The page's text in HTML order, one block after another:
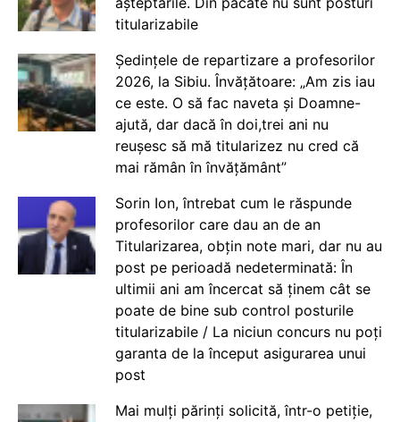
titularizabile
Ședințele de repartizare a profesorilor
2026, la Sibiu. Învățătoare: „Am zis iau
ce este. O să fac naveta și Doamne-
ajută, dar dacă în doi,trei ani nu
reușesc să mă titularizez nu cred că
mai rămân în învățământ”
Sorin Ion, întrebat cum le răspunde
profesorilor care dau an de an
Titularizarea, obțin note mari, dar nu au
post pe perioadă nedeterminată: În
ultimii ani am încercat să ținem cât se
poate de bine sub control posturile
titularizabile / La niciun concurs nu poți
garanta de la început asigurarea unui
post
Mai mulți părinți solicită, într-o petiție,